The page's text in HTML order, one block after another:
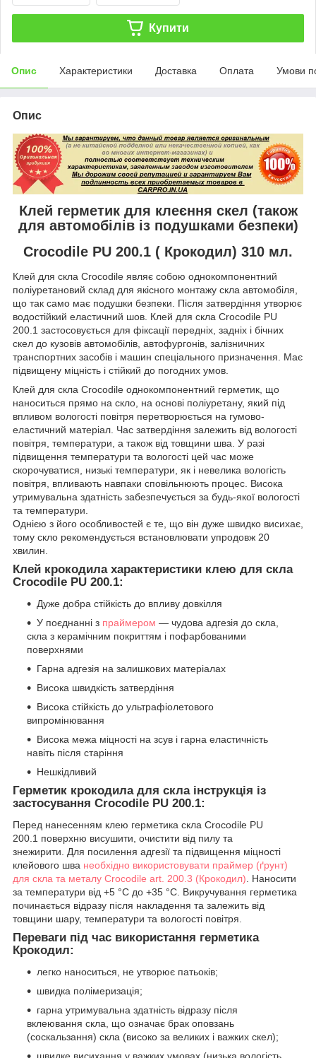
Купити
Опис Характеристики Доставка Оплата Умови
Опис
Клей герметик для клеєння скел (також
для автомобілів із подушками безпеки)
Crocodile PU 200.1 ( Крокодил) 310 мл.
Клей для скла Crocodile являє собою однокомпонентний
поліуретановий склад для якісного монтажу скла автомобіля,
що так само має подушки безпеки. Після затвердіння утворює
водостійкий еластичний шов. Клей для скла Crocodile PU
200.1 застосовується для фіксації передніх, задніх і бічних
скел до кузовів автомобілів, автофургонів, залізничних
транспортних засобів і машин спеціального призначення. Має
підвищену міцність і стійкий до погодних умов.
Клей для скла Crocodile однокомпонентний герметик, що
наноситься прямо на скло, на основі поліуретану, який під
впливом вологості повітря перетворюється на гумово-
еластичний матеріал. Час затвердіння залежить від вологості
повітря, температури, а також від товщини шва. У разі
підвищення температури та вологості цей час може
скорочуватися, низькі температури, як і невелика вологість
повітря, впливають навпаки сповільнюють процес. Висока
утримувальна здатність забезпечується за будь-якої вологості
та температури.
Однією з його особливостей є те, що він дуже швидко висихає,
тому скло рекомендується встановлювати упродовж 20
хвилин.
Клей крокодила характеристики клею для скла
Crocodile PU 200.1:
Дуже добра стійкість до впливу довкілля
У поєднанні з праймером — чудова адгезія до скла,
скла з керамічним покриттям і пофарбованими
поверхнями
Гарна адгезія на залишкових матеріалах
Висока швидкість затвердіння
Висока стійкість до ультрафіолетового
випромінювання
Висока межа міцності на зсув і гарна еластичність
навіть після старіння
Нешкідливий
Герметик крокодила для скла інструкція із
застосування Crocodile PU 200.1:
Перед нанесенням клею герметика скла Crocodile PU
200.1 поверхню висушити, очистити від пилу та
знежирити. Для посилення адгезії та підвищення міцності
клейового шва необхідно використовувати праймер (ґрунт)
для скла та металу Crocodile art. 200.3 (Крокодил) . Наносити
за температури від +5 °C до +35 °C. Викручування герметика
починається відразу після накладення та залежить від
товщини шару, температури та вологості повітря.
Переваги під час використання герметика
Крокодил:
легко наноситься, не утворює патьоків;
швидка полімеризація;
гарна утримувальна здатність відразу після
вклеювання скла, що означає брак оповзань
(соскальзання) скла (високо за великих і важких скел);
швидке висихання у важких умовах (низька вологість,